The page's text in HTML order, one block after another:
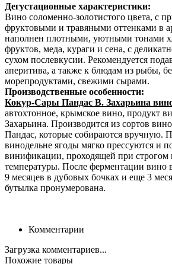
Дегустационные характеристики:
Вино соломенно-золотистого цвета, с
фруктовыми и травяными оттенками в
наполнен плотными, уютными тонами
фруктов, меда, кураги и сена, с
сухом послевкусии. Рекомендуется
аперитива, а также к блюдам из рыбы,
морепродуктами, свежими сырами.
Производственные особенности:
Кокур-Сары Пандас В. Захарьина
автохтонное, крымское вино, продукт
Захарьина. Производится из сортов
Пандас, которые собираются вручную.
винодельне ягоды мягко прессуются и
винификации, проходящей при строгом
температуры. После ферментации вино
9 месяцев в дубовых бочках и еще 3
бутылка пронумерована.
Комментарии
Загрузка комментариев...
Похожие товары